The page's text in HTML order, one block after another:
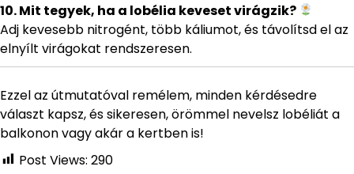
10. Mit tegyek, ha a lobélia keveset virágzik?
Adj kevesebb nitrogént, több káliumot, és távolítsd el az
elnyílt virágokat rendszeresen.
Ezzel az útmutatóval remélem, minden kérdésedre
választ kapsz, és sikeresen, örömmel nevelsz lobéliát a
balkonon vagy akár a kertben is!
Post Views: 290